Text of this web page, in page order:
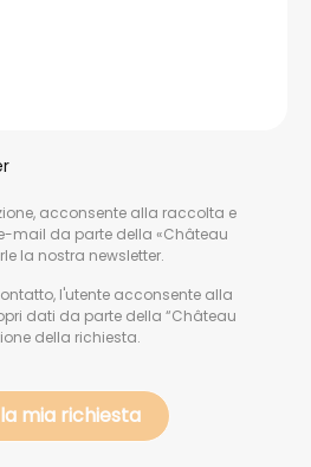
acconsente alla raccolta e
mail da parte della «Château
la nostra newsletter.
l'utente acconsente alla
dati da parte della “Château
della richiesta.